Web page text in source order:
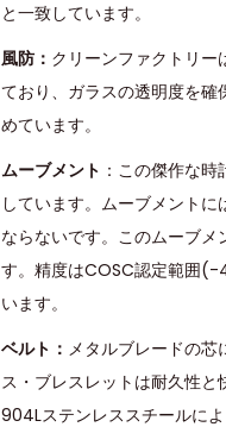
と一致しています。
風防： クリーンファクトリ
ており、ガラスの透明度を
めています。
ムーブメント ：この傑作な
しています。ムーブメント
ならないです。このムーブ
す。精度はCOSC認定範囲(-
います。
ベルト： メタルブレードの芯
ス・ブレスレットは耐久性
904Lステンレススチールに